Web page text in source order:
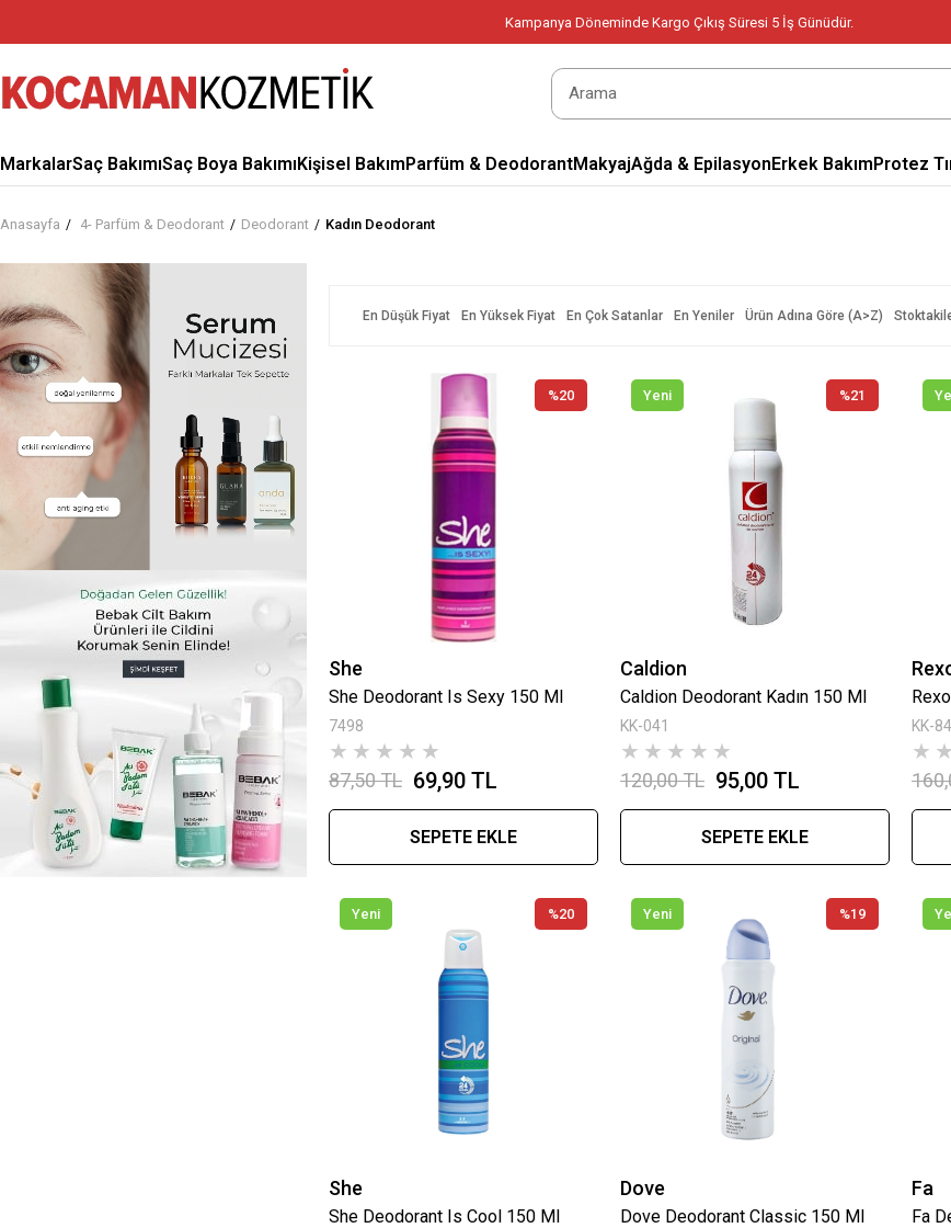
Kampanya Döneminde Kargo Çıkış Süresi 5 İş Günüdür.
MarkalarSaç BakımıSaç Boya BakımıKişisel BakımParfüm & DeodorantMakyajAğda & EpilasyonErkek BakımProtez
Anasayfa 4- Parfüm & Deodorant Deodorant Kadın Deodorant
En Düşük Fiyat En Yüksek Fiyat En Çok Satanlar En Yeniler Ürün Adına Göre (A>Z)
%20
She
She Deodorant Is Sexy 150 Ml
7498
★ ★ ★ ★ ★
69,90 TL
87,50 TL
SEPETE EKLE
%21
Yeni
Caldion
Caldion Deodorant Kadın 150 Ml
KK-041
★ ★ ★ ★ ★
95,00 TL
120,00 TL
SEPETE EKLE
KK-
★ ★
%20
Yeni
She
She Deodorant Is Cool 150 Ml
%19
Yeni
Dove
Dove Deodorant Classic 150 Ml
Fa